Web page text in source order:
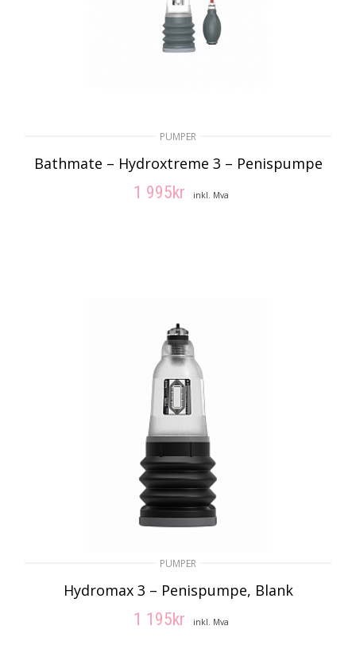
PUMPER
Bathmate – Hydroxtreme 3 – Penispumpe
1 995kr inkl. Mva
PUMPER
Hydromax 3 – Penispumpe, Blank
1 195kr inkl. Mva